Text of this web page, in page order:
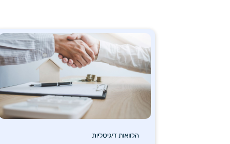
הלוואות דיגיטליות